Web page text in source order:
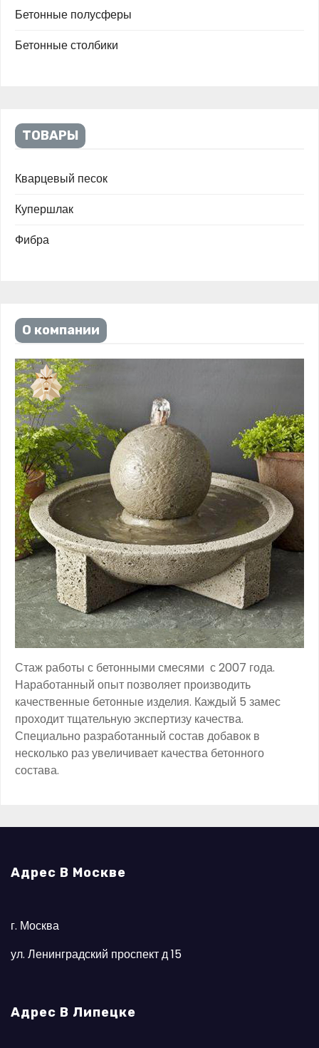
Бетонные полусферы
Бетонные столбики
ТОВАРЫ
Кварцевый песок
Купершлак
Фибра
О компании
Стаж работы с бетонными смесями с 2007 года.
Наработанный опыт позволяет производить
качественные бетонные изделия. Каждый 5 замес
проходит тщательную экспертизу качества.
Специально разработанный состав добавок в
несколько раз увеличивает качества бетонного
состава.
Адрес В Москве
г. Москва
ул. Ленинградский проспект д 15
Адрес В Липецке